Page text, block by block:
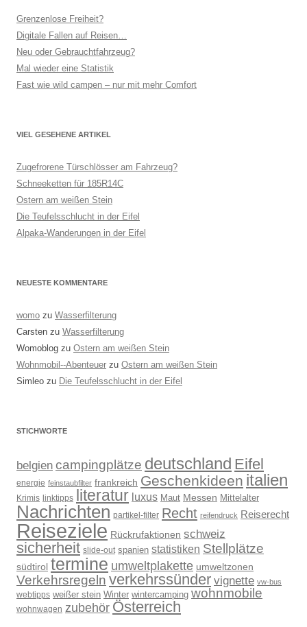
Grenzenlose Freiheit?
Digitale Fallen auf Reisen…
Neu oder Gebrauchtfahrzeug?
Mal wieder eine Statistik
Fast wie wild campen – nur mit mehr Comfort
VIEL GESEHENE ARTIKEL
Zugefrorene Türschlösser am Fahrzeug?
Schneeketten für 185R14C
Ostern am weißen Stein
Die Teufelsschlucht in der Eifel
Alpaka-Wanderungen in der Eifel
NEUESTE KOMMENTARE
womo zu Wasserfilterung
Carsten zu Wasserfilterung
Womoblog zu Ostern am weißen Stein
Wohnmobil--Abenteuer zu Ostern am weißen Stein
Simleo zu Die Teufelsschlucht in der Eifel
STICHWORTE
belgien campingplätze deutschland Eifel
energie feinstaubfilter frankreich Geschenkideen italien
Krimis linktipps literatur luxus Maut Messen Mittelalter
Nachrichten partikel-filter Recht reifendruck Reiserecht
Reiseziele Rückrufaktionen schweiz
sicherheit slide-out spanien statistiken Stellplätze
südtirol termine umweltplakette umweltzonen
Verkehrsregeln verkehrssünder vignette vw-bus
webtipps weißer stein Winter wintercamping wohnmobile
wohnwagen zubehör Österreich